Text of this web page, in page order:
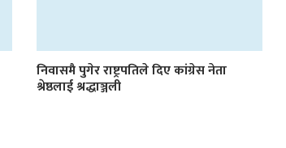
निवासमै पुगेर राष्ट्रपतिले दिए कांग्रेस नेता
श्रेष्ठलाई श्रद्धाञ्जली